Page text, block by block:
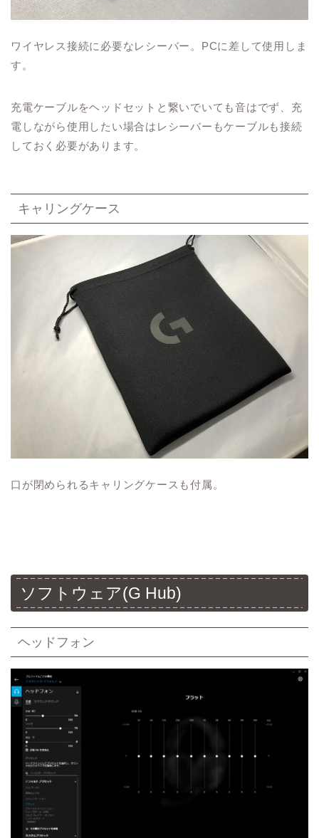
ワイヤレス接続に必要なレシーバー。PCに差して使用しま
す。
充電ケーブルをヘッドセットと繋いでいても音はでず、充
電しながら使用したい場合はレシーバーもケーブルも接続
しておく必要があります。
キャリングケース
口が閉められるキャリングケースも付属。
ソフトウェア(G Hub)
ヘッドフォン